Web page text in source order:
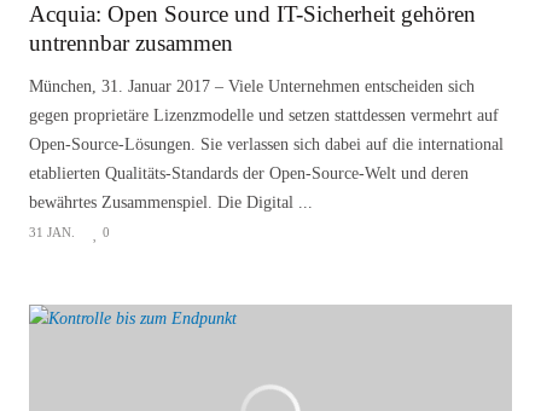
Acquia: Open Source und IT-Sicherheit gehören
untrennbar zusammen
München, 31. Januar 2017 – Viele Unternehmen entscheiden sich
gegen proprietäre Lizenzmodelle und setzen stattdessen vermehrt auf
Open-Source-Lösungen. Sie verlassen sich dabei auf die international
etablierten Qualitäts-Standards der Open-Source-Welt und deren
bewährtes Zusammenspiel. Die Digital ...
31 JAN. 0